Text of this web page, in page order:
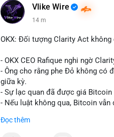
Vlike Wire
14 m
OKX: Đối tượng Clarity Act
- OKX CEO Rafique nghi ngờ
- Ông cho rằng phe Đỏ không có
giữa kỳ.
- Sự lạc quan đã được giá Bitcoin
- Nếu luật không qua, Bitcoin
#binancesquare
Đọc thêm